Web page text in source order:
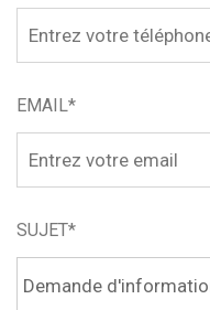
EMAIL*
SUJET*